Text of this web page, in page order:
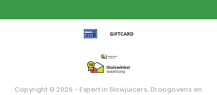
Copyright © 2026 - Expert in Slowjuicers, Droogovens en